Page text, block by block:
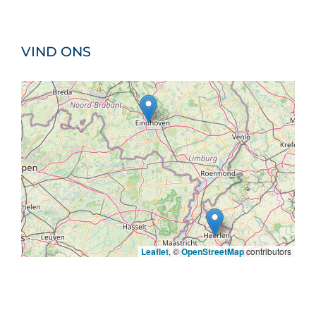
VIND ONS
Leaflet, ©OpenStreetMapcontributors